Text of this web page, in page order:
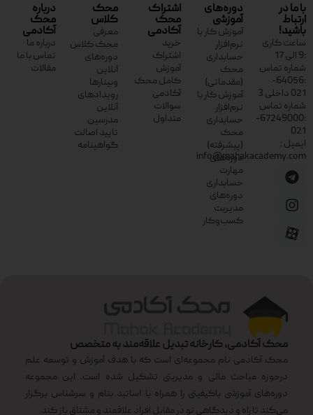
با ما در
ارتباط
باشید!
ساعت کاری
:9 الی 17
شماره تماس
:64056-
021 داخلی 3
شماره تماس
:67249000-
021
ایمیل :
info@mahakacademy.com
دوره‌های
آموزشی
آموزش کار با
نرم‌افزار
حسابداری
محک
(مقدماتی)
آموزش کار با
نرم‌افزار
حسابداری
محک
(پیشرفته)
دوره‌های
مهارت
حسابداری
دوره‌های
مدیریت
کسب‌وکار
اشتراک
محک
آکادمی
خرید
اشتراک
آموزش
کامل محک
آکادمی
سوالات
متداول
محک
کلاس
معرفی
محک کلاس
دوره‌های
آنلاین
وبینارها
رویدادهای
آنلاین
مدرسین
تایید اصالت
گواهینامه
درباره
محک
آکادمی
درباره ما
تماس با ما
مقالات
محک آکادمی، کارخانه تبدیل علاقه‌مند به متخصص
محک آکادمی نام مجموعه‌ای است که با هدف آموزش و توسعه علم
درحوزه مباحث مالی و مدیریتی تشکیل شده است. این مجموعه
دوره‌های آموزشی باکیفیتی را همراه با اساتید بنام و سرشناس برگزار
می‌کند تا راه و دیدگاهی نو در مقابل افراد علاقمند و مشتاق باز کند.